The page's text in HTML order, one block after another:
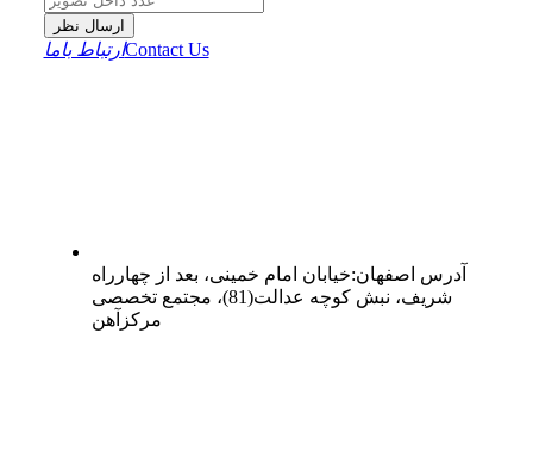
ارسال نظر
ارتباط باماContact Us
آدرس اصفهان:خیابان امام خمینی، بعد از چهارراه
شریف، نبش کوچه عدالت(81)، مجتمع تخصصی
مرکزآهن